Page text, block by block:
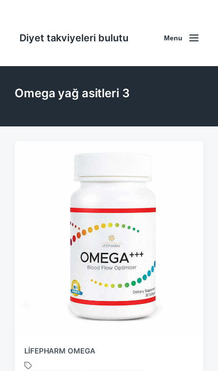
Diyet takviyeleri bulutu Menu
Omega yağ asitleri 3
LIFEPHARM OMEGA